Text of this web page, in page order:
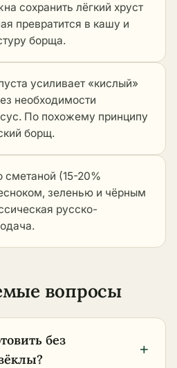
сохранить лёгкий хруст
превратится в кашу и
борща.
усиливает «кислый»
необходимости
По похожему принципу
борщ.
сметаной (15-20%
зеленью и чёрным
русско-
вопросы
без
+